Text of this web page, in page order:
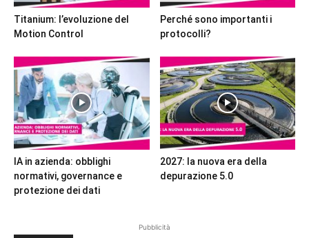
Titanium: l’evoluzione del
Motion Control
Perché sono importanti i
protocolli?
IA in azienda: obblighi
normativi, governance e
protezione dei dati
2027: la nuova era della
depurazione 5.0
Pubblicità